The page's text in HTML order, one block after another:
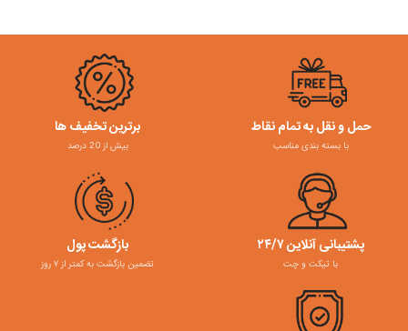
حمل و نقل به تمام نقاط
با بسته بندی مناسب
برترین تخفیف ها
بیش از 20 درصد
پشتیبانی آنلاین ۲۴/۷
با تیکت و چت
بازگشت پول
تضمین بازگشت به کمتر از ۷ روز